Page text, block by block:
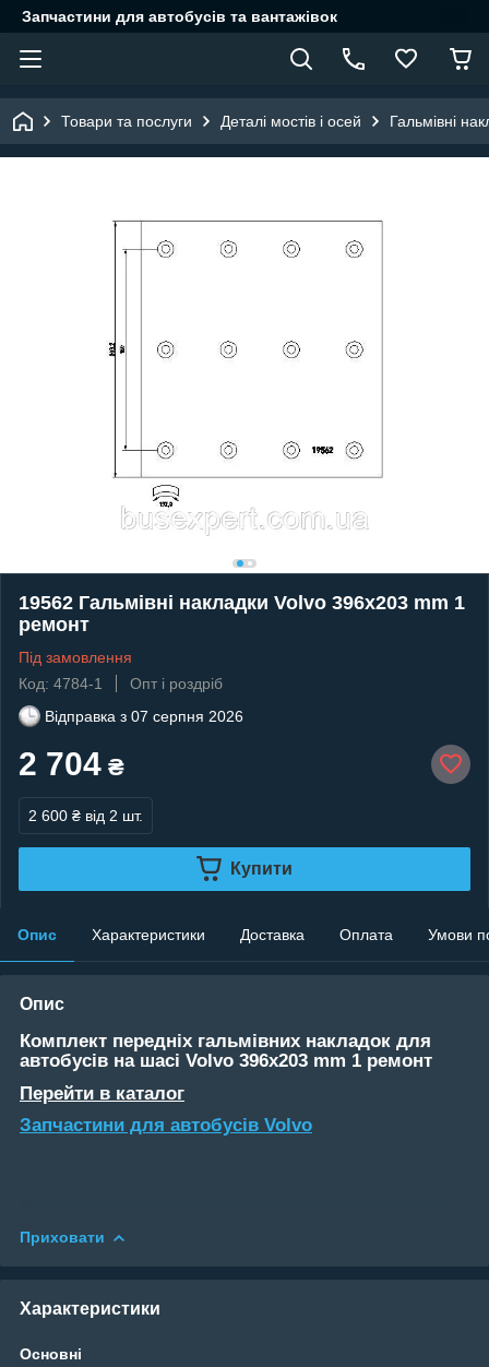
Запчастини для автобусів та вантажівок
Товари та послуги Деталі мостів і осей Гальмівні
19562 Гальмівні накладки Volvo 396x203 mm 1
ремонт
Під замовлення
Код: 4784-1
Опт і роздріб
Відправка з 07 серпня 2026
2 704 ₴
2 600 ₴ від 2 шт.
Купити
Опис Характеристики Доставка Оплата Умови
Опис
Комплект передніх гальмівних накладок для
автобусів на шасі Volvo 396x203 mm 1 ремонт
Перейти в каталог
Запчастини для автобусів Volvo
Приховати
Характеристики
Основні